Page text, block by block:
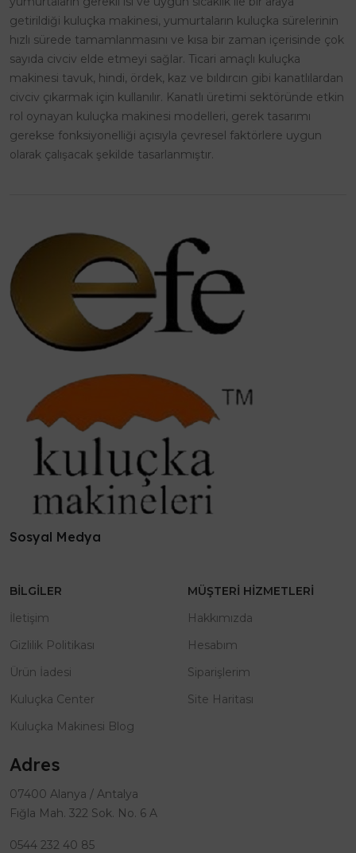
getirildiği kuluçka makinesi, yumurtaların kuluçka sürelerinin
hızlı sürede tamamlanmasını ve kısa bir zaman içerisinde çok
sayıda civciv elde etmeyi sağlar. Ticari amaçlı kuluçka
makinesi tavuk, hindi, ördek, kaz ve bıldırcın gibi kanatlılardan
civciv çıkarmak için kullanılır. Kanatlı üretimi sektöründe etkin
rol oynayan kuluçka makinesi modelleri, gerek tasarımı
gerekse fonksiyonelliği açısıyla çevresel faktörlere uygun
olarak çalışacak şekilde tasarlanmıştır.
Sosyal Medya
BILGILER
İletişim
Gizlilik Politikası
Ürün İadesi
Kuluçka Center
Kuluçka Makinesi Blog
MÜŞTERI HIZMETLERI
Hakkımızda
Hesabım
Siparişlerim
Site Haritası
Adres
07400 Alanya / Antalya
Fığla Mah. 322 Sok. No. 6 A
0544 232 40 85